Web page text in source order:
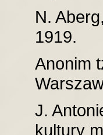
N.
1919.
Anonim
J.
kultury